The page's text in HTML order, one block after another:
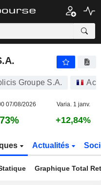
Groupe S.A.
07/08/2026 Varia. 1 janv.
+12,84%
Actualités
Graphique Total